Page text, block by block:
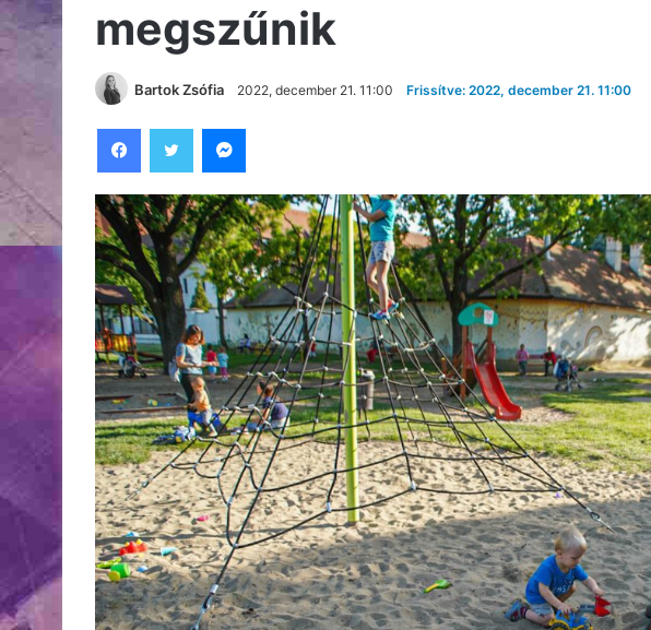
megszűnik
Bartok Zsófia 2022, december 21. 11:00 Frissítve: 2022, december 21. 11:00